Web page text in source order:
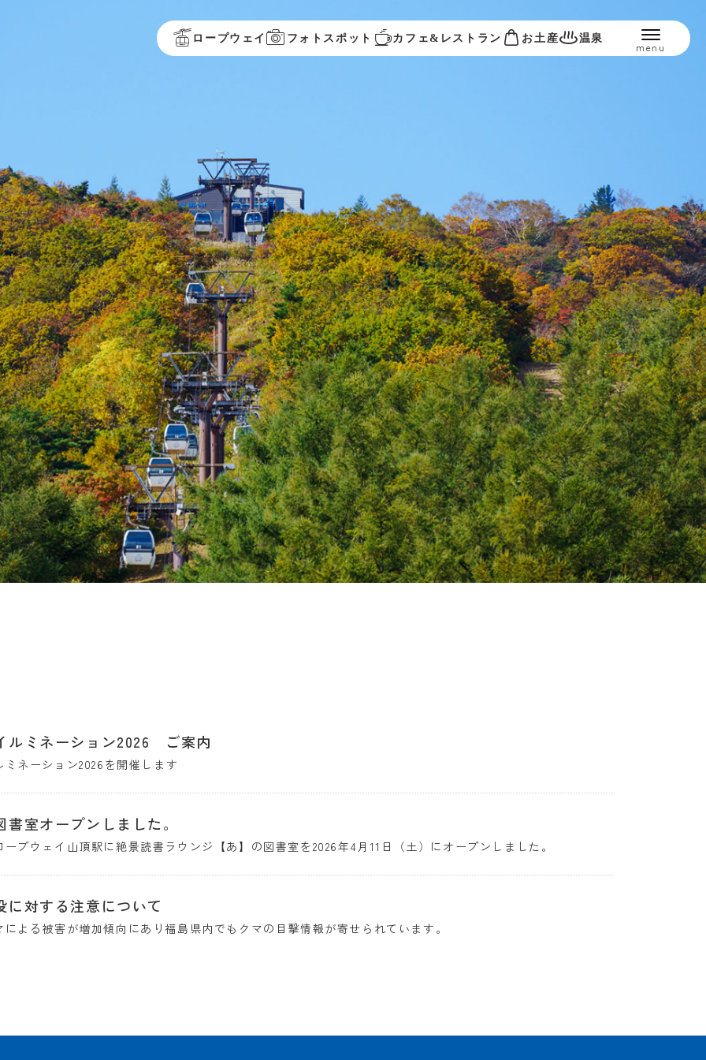
ロープウェイ フォトスポット カフェ&レストラン お土産 温泉
ルミネーション2026 ご案内
ネーション2026を開催します
書室オープンしました。
プウェイ山頂駅に絶景読書ラウンジ【あ】の図書室を2026年4月11日（土）にオープンしました。
に対する注意について
よる被害が増加傾向にあり福島県内でもクマの目撃情報が寄せられています。